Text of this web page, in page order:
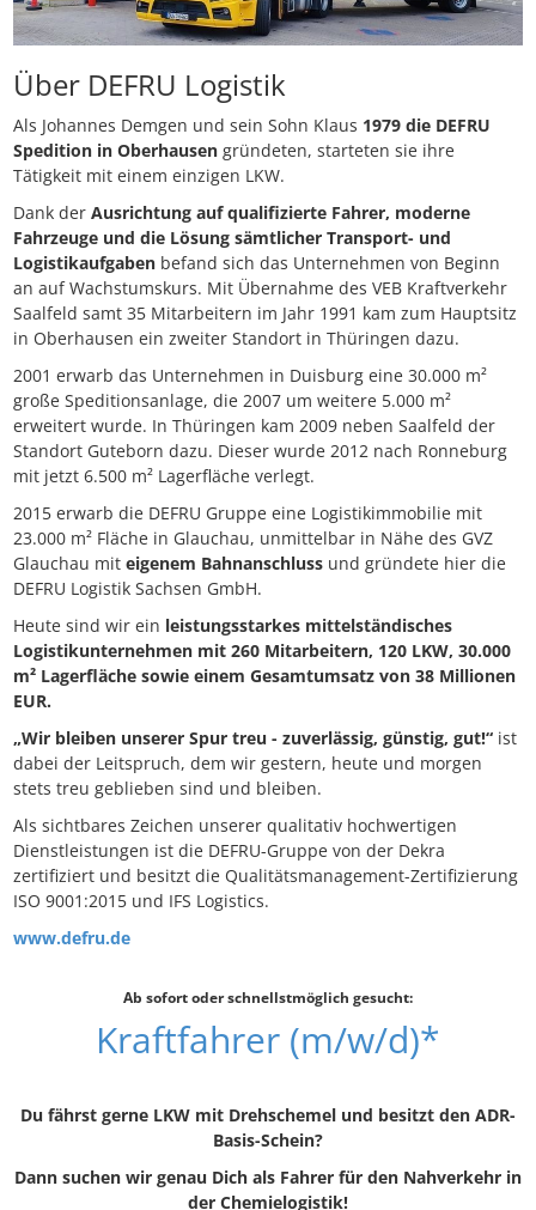
Über DEFRU Logistik
Als Johannes Demgen und sein Sohn Klaus 1979 die DEFRU
Spedition in Oberhausen gründeten, starteten sie ihre
Tätigkeit mit einem einzigen LKW.
Dank der Ausrichtung auf qualifizierte Fahrer, moderne
Fahrzeuge und die Lösung sämtlicher Transport- und
Logistikaufgaben befand sich das Unternehmen von Beginn
an auf Wachstumskurs. Mit Übernahme des VEB Kraftverkehr
Saalfeld samt 35 Mitarbeitern im Jahr 1991 kam zum Hauptsitz
in Oberhausen ein zweiter Standort in Thüringen dazu.
2001 erwarb das Unternehmen in Duisburg eine 30.000 m²
große Speditionsanlage, die 2007 um weitere 5.000 m²
erweitert wurde. In Thüringen kam 2009 neben Saalfeld der
Standort Guteborn dazu. Dieser wurde 2012 nach Ronneburg
mit jetzt 6.500 m² Lagerfläche verlegt.
2015 erwarb die DEFRU Gruppe eine Logistikimmobilie mit
23.000 m² Fläche in Glauchau, unmittelbar in Nähe des GVZ
Glauchau mit eigenem Bahnanschluss und gründete hier die
DEFRU Logistik Sachsen GmbH.
Heute sind wir ein leistungsstarkes mittelständisches
Logistikunternehmen mit 260 Mitarbeitern, 120 LKW, 30.000
m² Lagerfläche sowie einem Gesamtumsatz von 38 Millionen
EUR.
„Wir bleiben unserer Spur treu - zuverlässig, günstig, gut!“ ist
dabei der Leitspruch, dem wir gestern, heute und morgen
stets treu geblieben sind und bleiben.
Als sichtbares Zeichen unserer qualitativ hochwertigen
Dienstleistungen ist die DEFRU-Gruppe von der Dekra
zertifiziert und besitzt die Qualitätsmanagement-Zertifizierung
ISO 9001:2015 und IFS Logistics.
www.defru.de
Ab sofort oder schnellstmöglich gesucht:
Kraftfahrer (m/w/d)*
Du fährst gerne LKW mit Drehschemel und besitzt den ADR-
Basis-Schein?
Dann suchen wir genau Dich als Fahrer für den Nahverkehr in
der Chemielogistik!